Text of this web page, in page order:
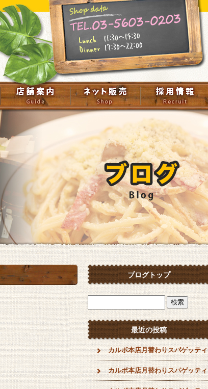
ブログトップ
最近の投稿
カルボ本店月替わりスパゲッティ
カルボ本店月替わりスパゲッティ